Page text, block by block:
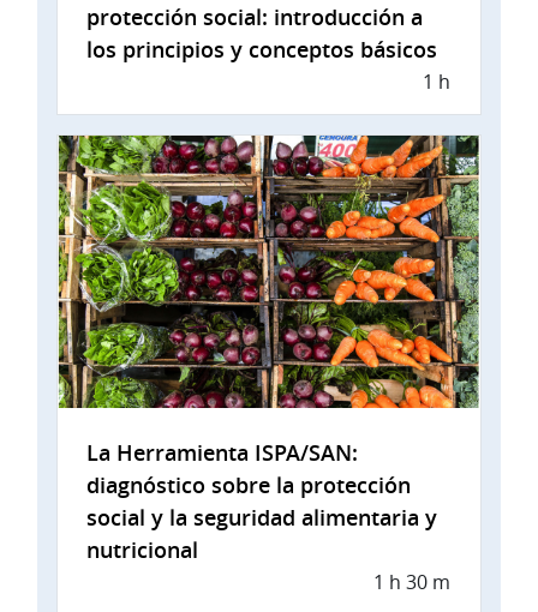
protección social: introducción a
los principios y conceptos básicos
1 h
La Herramienta ISPA/SAN:
diagnóstico sobre la protección
social y la seguridad alimentaria y
nutricional
1 h 30 m